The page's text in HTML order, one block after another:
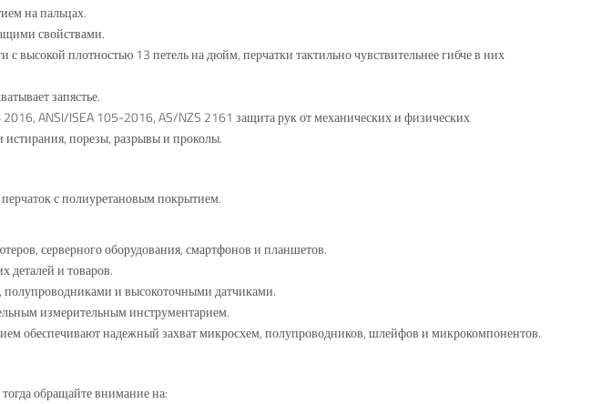
на пальцах.
свойствами.
с высокой плотностью 13 петель на дюйм, перчатки тактильно чувствительнее гибче в них
запястье.
2016, ANSI/ISEA 105-2016, AS/NZS 2161 защита рук от механических и физических
порезы, разрывы и проколы.
с полиуретановым покрытием.
серверного оборудования, смартфонов и планшетов.
деталей и товаров.
полупроводниками и высокоточными датчиками.
измерительным инструментарием.
обеспечивают надежный захват микросхем, полупроводников, шлейфов и микрокомпонентов.
обращайте внимание на: